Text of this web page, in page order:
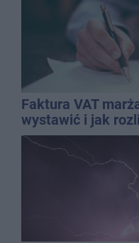
Faktura VAT
wystawić i jak